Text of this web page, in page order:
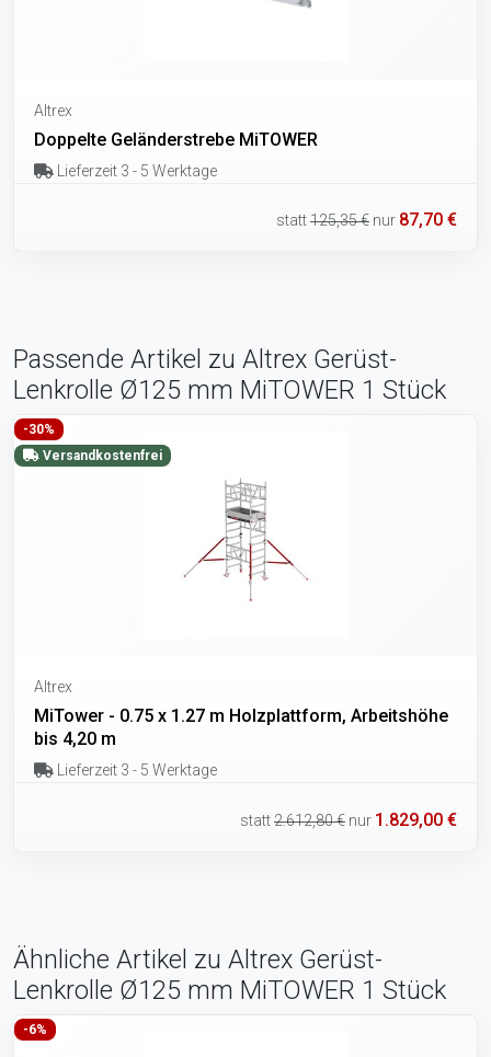
Altrex
Doppelte Geländerstrebe MiTOWER
Lieferzeit 3 - 5 Werktage
statt125,35 € nur 87,70 €
Passende Artikel zu Altrex Gerüst-
Lenkrolle Ø125 mm MiTOWER 1 Stück
-30%
Versandkostenfrei
Altrex
MiTower - 0.75 x 1.27 m Holzplattform, Arbeitshöhe
bis 4,20 m
Lieferzeit 3 - 5 Werktage
statt2.612,80 € nur 1.829,00 €
Ähnliche Artikel zu Altrex Gerüst-
Lenkrolle Ø125 mm MiTOWER 1 Stück
-6%